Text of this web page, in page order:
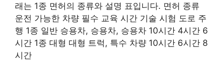
래는 1종 면허의 종류와 설명 표입니다. 면허 종류
운전 가능한 차량 필수 교육 시간 기술 시험 도로 주
행 1종 일반 승용차, 승용차, 승용차 10시간 4시간 6
시간 1종 대형 대형 트럭, 특수 차량 10시간 6시간 8
시간